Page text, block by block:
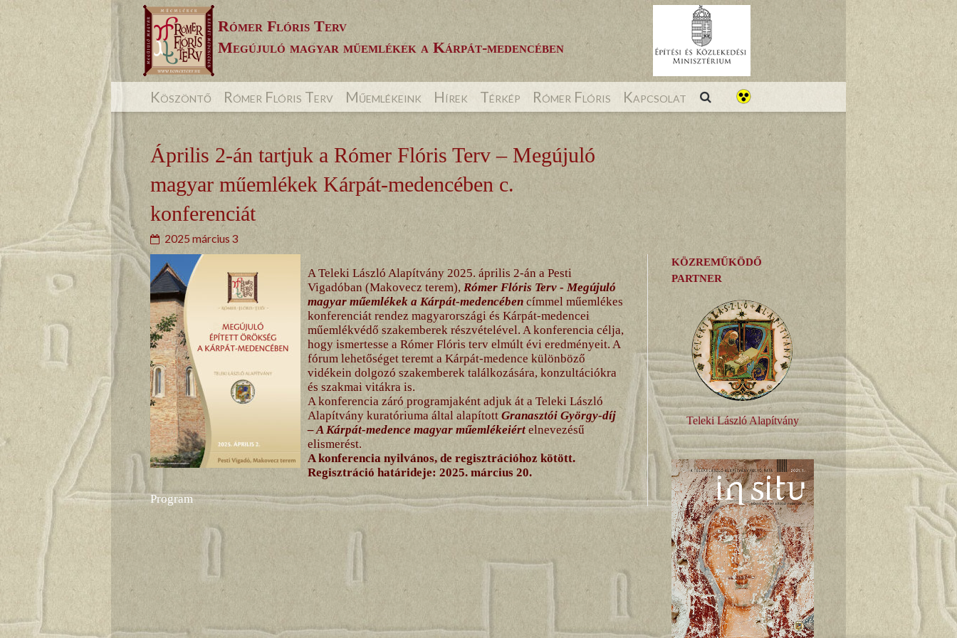
Skip
content
Rómer Flóris Terv
Megújuló magyar műemlékek a Kárpát-medencében
Köszöntő Rómer Flóris Terv Műemlékeink Hírek Térkép Rómer Flóris Kapcsolat
Április 2-án tartjuk a Rómer Flóris Terv – Megújuló
magyar műemlékek Kárpát-medencében c.
konferenciát
2025 március 3
A Teleki László Alapítvány 2025. április 2-án a Pesti
Vigadóban (Makovecz terem), Rómer Flóris Terv ‑ Megújuló
magyar műemlékek a Kárpát-medencébencímmel műemlékes
konferenciát rendez magyarországi és Kárpát-medencei
műemlékvédő szakemberek részvételével. A konferencia célja,
hogy ismertesse a Rómer Flóris terv elmúlt évi eredményeit. A
fórum lehetőséget teremt a Kárpát-medence különböző
vidékein dolgozó szakemberek találkozására, konzultációkra
és szakmai vitákra is.
A konferencia záró programjaként adjuk át a Teleki László
Alapítvány kuratóriuma által alapítottGranasztói György-díj
– A Kárpát-medence magyar műemlékeiértelnevezésű
elismerést.
A konferencia nyilvános, de regisztrációhoz kötött.
Regisztráció határideje: 2025. március 20.
Program
KÖZREMŰKÖDŐ
PARTNER
Teleki László Alapítvány